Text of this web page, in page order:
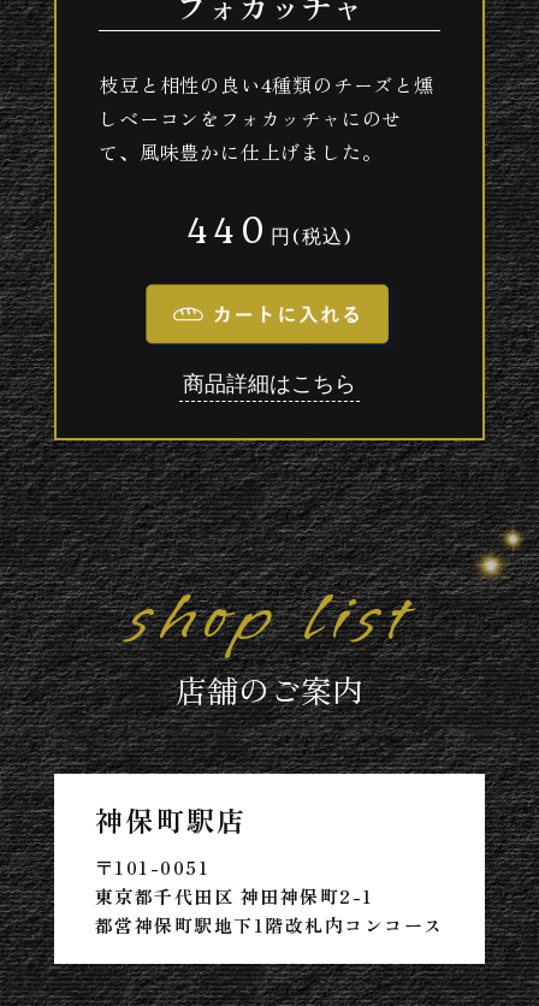
枝豆と相性の良い4種類のチーズと燻
しベーコンをフォカッチャにのせ
て、風味豊かに仕上げました。
440 円(税込)
商品詳細はこちら
shop list
店舗のご案内
神保町駅店
〒101-0051
東京都千代田区 神田神保町2-1
都営神保町駅地下1階改札内コンコース